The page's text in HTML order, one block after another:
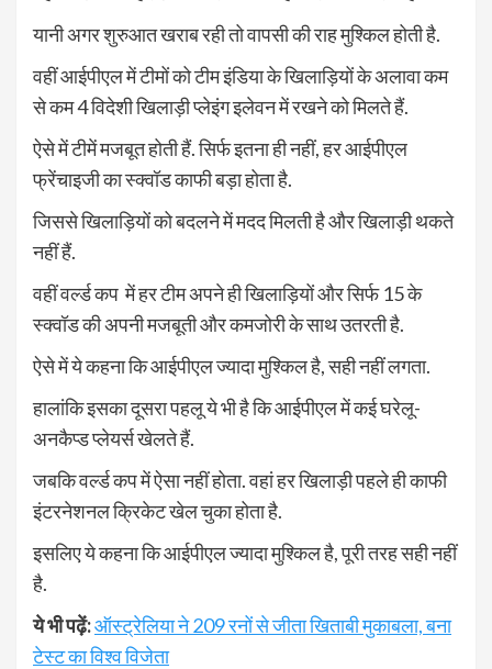
यानी अगर शुरुआत खराब रही तो वापसी की राह मुश्किल होती है.
वहीं आईपीएल में टीमों को टीम इंडिया के खिलाड़ियों के अलावा कम
से कम 4 विदेशी खिलाड़ी प्लेइंग इलेवन में रखने को मिलते हैं.
ऐसे में टीमें मजबूत होती हैं. सिर्फ इतना ही नहीं, हर आईपीएल
फ्रेंचाइजी का स्क्वॉड काफी बड़ा होता है.
जिससे खिलाड़ियों को बदलने में मदद मिलती है और खिलाड़ी थकते
नहीं हैं.
वहीं वर्ल्ड कप में हर टीम अपने ही खिलाड़ियों और सिर्फ 15 के
स्क्वॉड की अपनी मजबूती और कमजोरी के साथ उतरती है.
ऐसे में ये कहना कि आईपीएल ज्यादा मुश्किल है, सही नहीं लगता.
हालांकि इसका दूसरा पहलू ये भी है कि आईपीएल में कई घरेलू-
अनकैप्ड प्लेयर्स खेलते हैं.
जबकि वर्ल्ड कप में ऐसा नहीं होता. वहां हर खिलाड़ी पहले ही काफी
इंटरनेशनल क्रिकेट खेल चुका होता है.
इसलिए ये कहना कि आईपीएल ज्यादा मुश्किल है, पूरी तरह सही नहीं
है.
ये भी पढ़ें:ऑस्ट्रेलिया ने 209 रनों से जीता खिताबी मुकाबला, बना
टेस्ट का विश्व विजेता